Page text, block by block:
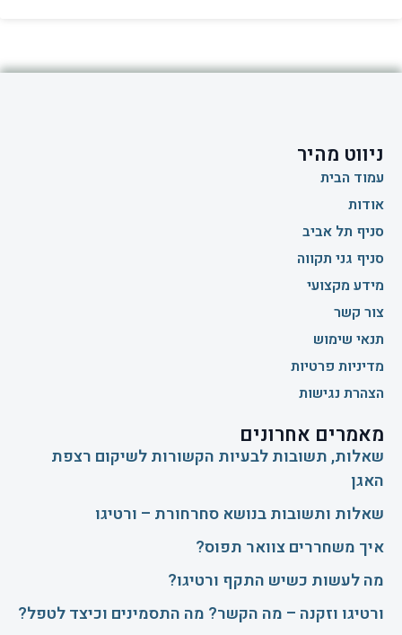
ניווט מהיר
עמוד הבית
אודות
סניף תל אביב
סניף גני תקווה
מידע מקצועי
צור קשר
תנאי שימוש
מדיניות פרטיות
הצהרת נגישות
מאמרים אחרונים
שאלות, תשובות לבעיות הקשורות לשיקום רצפת
האגן
שאלות ותשובות בנושא סחרחורת – ורטיגו
איך משחררים צוואר תפוס?
​מה לעשות כשיש התקף ורטיגו?
ורטיגו וזקנה – מה הקשר? מה התסמינים וכיצד לטפל?